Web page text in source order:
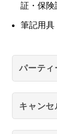
証・保険
筆記用具
パーティ
キャンセ